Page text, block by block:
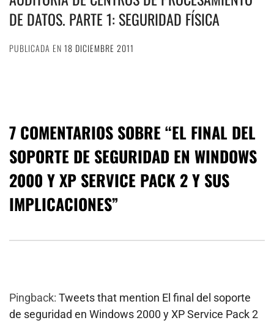
DE DATOS. PARTE 1: SEGURIDAD FÍSICA
PUBLICADA EN 18 DICIEMBRE 2011
7 COMENTARIOS SOBRE “EL FINAL DEL
SOPORTE DE SEGURIDAD EN WINDOWS
2000 Y XP SERVICE PACK 2 Y SUS
IMPLICACIONES”
Pingback: Tweets that mention El final del soporte
de seguridad en Windows 2000 y XP Service Pack 2